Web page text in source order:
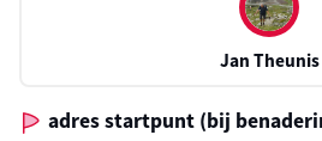
Jan Theunis
adres startpunt (bij